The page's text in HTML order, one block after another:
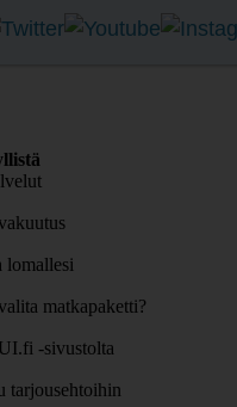
lomallesi
matkapaketti?
-sivustolta
tarjousehtoihin